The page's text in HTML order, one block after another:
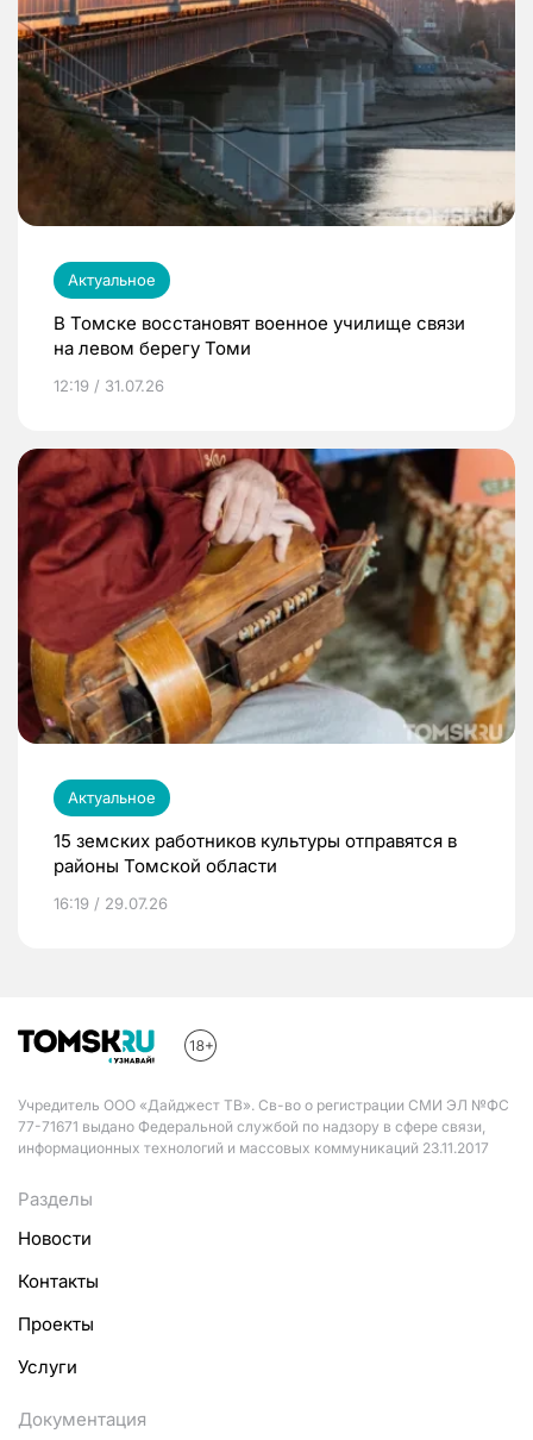
Актуальное
В Томске восстановят военное училище связи
на левом берегу Томи
12:19 / 31.07.26
Актуальное
15 земских работников культуры отправятся в
районы Томской области
16:19 / 29.07.26
Учредитель ООО «Дайджест ТВ». Св-во о регистрации СМИ ЭЛ №ФС
77-71671 выдано Федеральной службой по надзору в сфере связи,
информационных технологий и массовых коммуникаций 23.11.2017
Разделы
Новости
Контакты
Проекты
Услуги
Документация